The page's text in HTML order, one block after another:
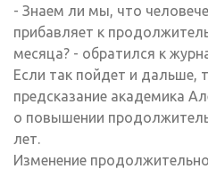
- Знаем ли мы, что
прибавляет к
месяца? - обратился к
Если так пойдет и дальше,
предсказание академика
о повышении
лет.
Изменение